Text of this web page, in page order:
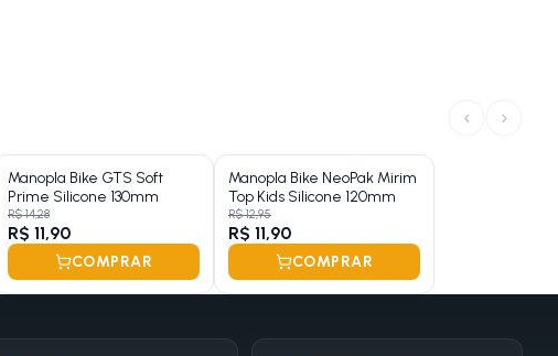
‹ ›
Manopla Bike GTS Soft
Prime Silicone 130mm
R$ 14,28
R$ 11,90
COMPRAR
Manopla Bike NeoPak Mirim
Top Kids Silicone 120mm
R$ 12,95
R$ 11,90
COMPRAR